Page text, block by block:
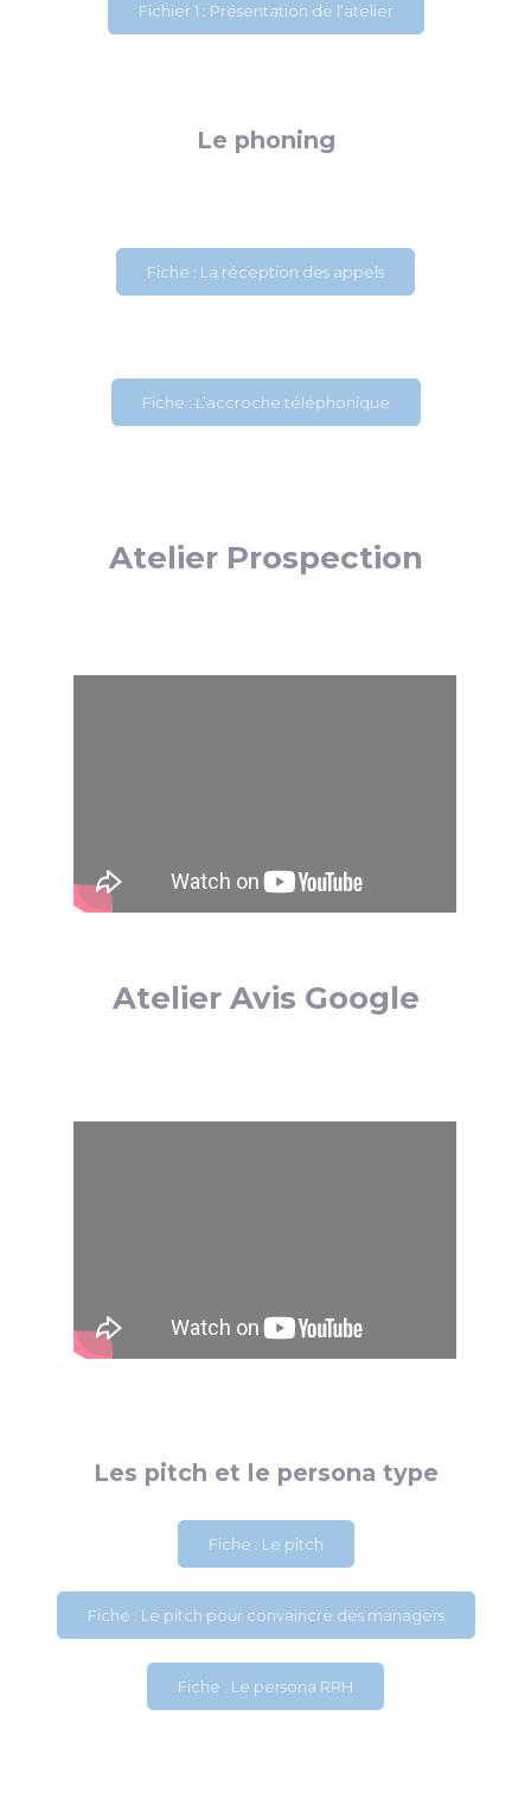
Fichier 1 : Présentation de l’atelier
Le phoning
Fiche : La réception des appels
Fiche : L’accroche téléphonique
Atelier Prospection
Atelier Avis Google
Les pitch et le persona type
Fiche : Le pitch
Fiche : Le pitch pour convaincre des managers
Fiche : Le persona RRH